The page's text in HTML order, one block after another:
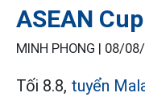
ASEAN
MINH PHONG | 08/
Tối 8.8, tuyển